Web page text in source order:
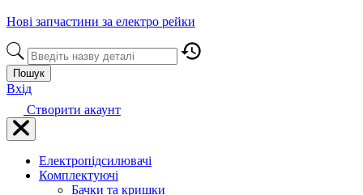
Нові запчастини за електро рейки
Пошук
Вхід
Створити акаунт
Електропідсилювачі
Комплектуючі
Бачки та кришки